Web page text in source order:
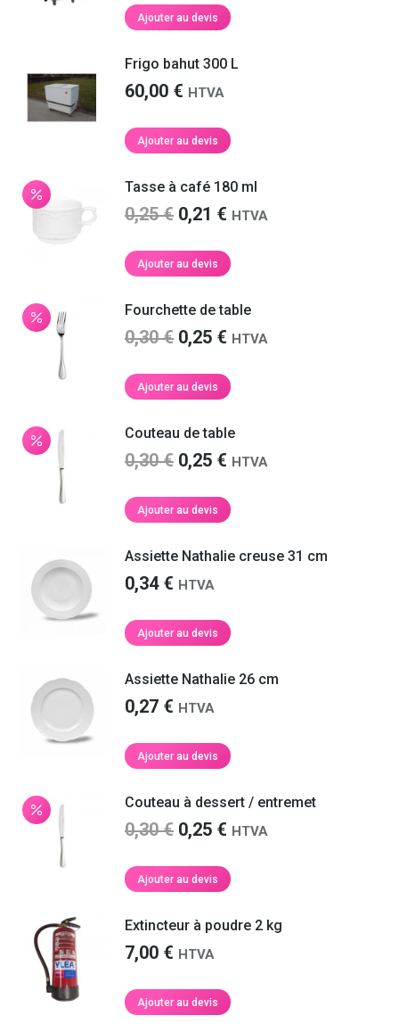
Ajouter au devis
Frigo bahut 300 L
60,00 € HTVA
Ajouter au devis
Tasse à café 180 ml
0,25€ Le
initial
0,25 €.
0,21 € Le
actuel
0,21 €.
HTVA
Ajouter au devis
Fourchette de table
0,30€ Le
initial
0,30 €.
0,25 € Le
actuel
0,25 €.
HTVA
Ajouter au devis
Couteau de table
0,30€ Le
initial
0,30 €.
0,25 € Le
actuel
0,25 €.
HTVA
Ajouter au devis
Assiette Nathalie creuse 31 cm
0,34 € HTVA
Ajouter au devis
Assiette Nathalie 26 cm
0,27 € HTVA
Ajouter au devis
Couteau à dessert / entremet
0,30€ Le
initial
0,30 €.
0,25 € Le
actuel
0,25 €.
HTVA
Ajouter au devis
Extincteur à poudre 2 kg
7,00 € HTVA
Ajouter au devis